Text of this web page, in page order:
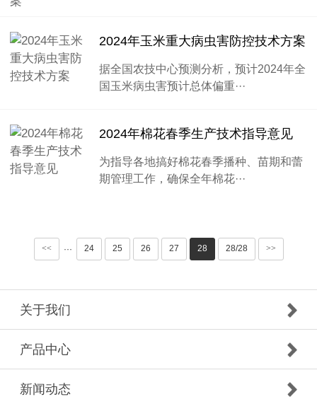
2024年玉米重大病虫害防控技术方案
据全国农技中心预测分析，预计2024年全
国玉米病虫害预计总体偏重···
2024年棉花春季生产技术指导意见
为指导各地搞好棉花春季播种、苗期和蕾
期管理工作，确保全年棉花···
<< ··· 24 25 26 27 28 28/28 >>
关于我们
产品中心
新闻动态